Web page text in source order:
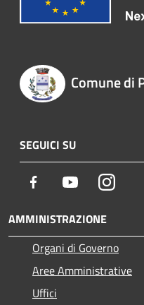
Comune di
SEGUICI SU
Facebook Youtube
AMMINISTRAZIONE
Organi di Governo
Aree Amministrative
Uffici